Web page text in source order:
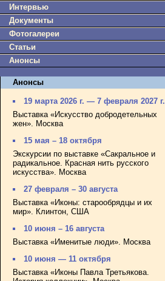
Интервью
Документы
Фотогалереи
Статьи
Анонсы
Анонсы
19 марта 2026 г. — 7 февраля 2027 г.
Выставка «Искусство добродетельных
жен». Москва
15 мая – 18 октября
Экскурсии по выставке «Сакральное и
радикальное. Красная нить русского
искусства». Москва
27 февраля – 30 августа
Выставка «Иконы: старообрядцы и их
мир». Клинтон, США
10 июня – 16 августа
Выставка «Именитые люди». Москва
10 июня — 11 октября
Выставка «Иконы Павла Третьякова.